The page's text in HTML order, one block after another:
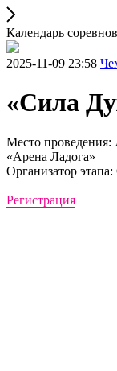
Календарь
2025-11-09 23:58
«Сила
Место проведения:
«Арена Ладога»
Организатор
Регистрация